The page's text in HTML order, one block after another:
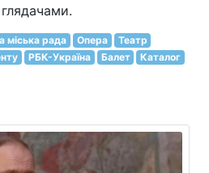
міська рада Опера
Театр
РБК-Україна Балет
Каталог